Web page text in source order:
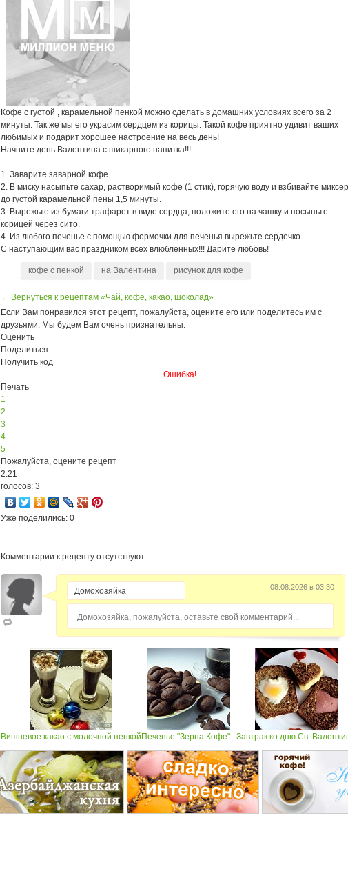
Кофе с густой , карамельной пенкой можно сделать в домашних условиях всего за 2
минуты. Так же мы его украсим сердцем из корицы. Такой кофе приятно удивит ваших
любимых и подарит хорошее настроение на весь день!
Начните день Валентина с шикарного напитка!!!
1. Заварите заварной кофе.
2. В миску насыпьте сахар, растворимый кофе (1 стик), горячую воду и взбивайте
до густой карамельной пены 1,5 минуты.
3. Вырежьте из бумаги трафарет в виде сердца, положите его на чашку и посыпьте
корицей через сито.
4. Из любого печенье с помощью формочки для печенья вырежьте сердечко.
С наступающим вас праздником всех влюбленных!!! Дарите любовь!
кофе с пенкой на Валентина рисунок для кофе
← Вернуться к рецептам «Чай, кофе, какао, шоколад»
Если Вам понравился этот рецепт, пожалуйста, оцените его или поделитесь им с
друзьями. Мы будем Вам очень признательны.
Оценить
Поделиться
Получить код
Ошибка!
Печать
1
2
3
4
5
Пожалуйста, оцените рецепт
2.21
голосов: 3
Уже поделились: 0
Комментарии к рецепту отсутствуют
08.08.2026 в 03:30
Домохозяйка, пожалуйста, оставьте свой комментарий...
Вишневое какао с молочной пенкой Печенье "Зерна Кофе"...Завтрак ко дню Св.